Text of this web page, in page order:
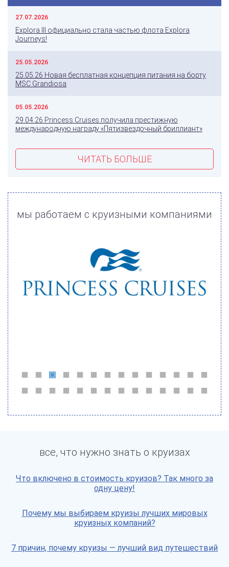
27.07.2026
Explora III официально стала частью флота Explora
Journeys!
25.05.2026
25.05.26 Новая бесплатная концепция питания на борту
MSC Grandiosa
05.05.2026
29.04.26 Princess Cruises получила престижную
международную награду «Пятизвездочный бриллиант»
ЧИТАТЬ БОЛЬШЕ
мы работаем с круизными компаниями
все, что нужно знать о круизах
Что включено в стоимость круизов? Так много за
одну цену!
Почему мы выбираем круизы лучших мировых
круизных компаний?
7 причин, почему круизы — лучший вид путешествий